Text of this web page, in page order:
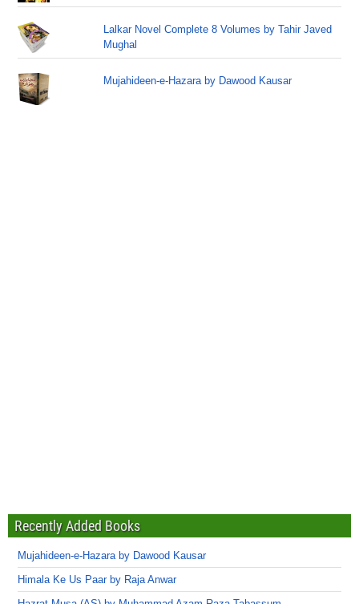
Lalkar Novel Complete 8 Volumes by Tahir Javed
Mughal
Mujahideen-e-Hazara by Dawood Kausar
Recently Added Books
Mujahideen-e-Hazara by Dawood Kausar
Himala Ke Us Paar by Raja Anwar